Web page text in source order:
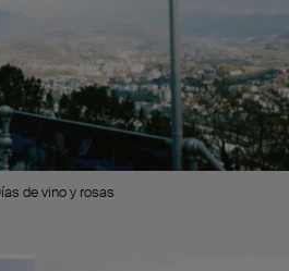
de vino y rosas